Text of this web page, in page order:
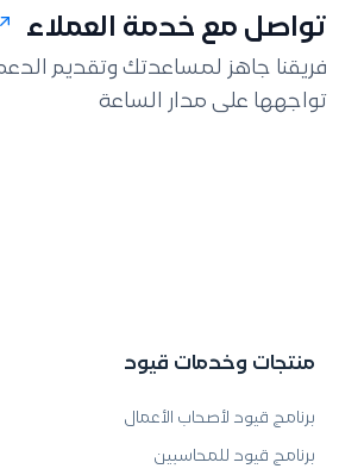
تواصل مع خدمة العملاء
فريقنا جاهز لمساعدتك وتقديم
تواجهها على مدار الساعة
منتجات وخدمات قيود
برنامج قيود لأصحاب الأعمال
برنامج قيود للمحاسبين